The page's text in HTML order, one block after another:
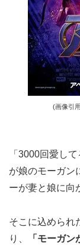
(画像引
「3000回愛し
が娘のモーガン
ーが妻と娘に向
そこに込められ
り、
「モーガ